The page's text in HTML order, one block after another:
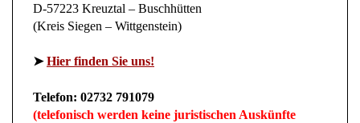
D-57223 Kreuztal – Buschhütten
(Kreis Siegen – Wittgenstein)
➤Hier finden Sie uns!
Telefon: 02732 791079
(telefonisch werden keine juristischen Auskünfte